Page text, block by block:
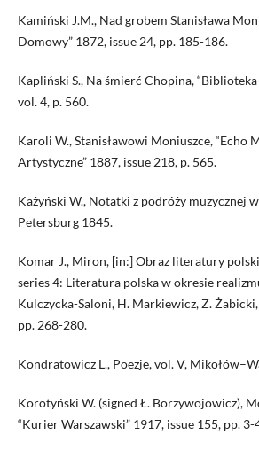
Kamiński J.M., Nad grobem Stanisława
Domowy” 1872, issue 24, pp. 185-186.
Kapliński S., Na śmierć Chopina, “Biblioteka
vol. 4, p. 560.
Karoli W., Stanisławowi Moniuszce, “Echo
Artystyczne” 1887, issue 218, p. 565.
Każyński W., Notatki z podróży muzycznej
Petersburg 1845.
Komar J., Miron, [in:] Obraz literatury
series 4: Literatura polska w okresie
Kulczycka-Saloni, H. Markiewicz, Z.
pp. 268-280.
Kondratowicz L., Poezje, vol. V,
Korotyński W. (signed Ł. Borzywojowicz),
“Kurier Warszawski” 1917, issue 155, pp. 3-